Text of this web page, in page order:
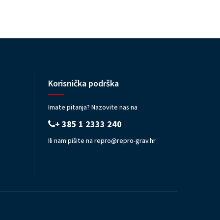
Korisnička podrška
Imate pitanja? Nazovite nas na
+ 385 1 2333 240
Ili nam pišite na repro@repro-grav.hr